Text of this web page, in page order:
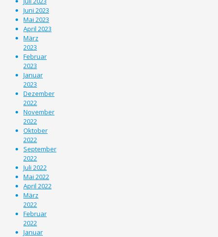
Juni 2023
Mai 2023
April 2023
März
2023
Februar
2023
Januar
2023
Dezember
2022
November
2022
Oktober
2022
September
2022
Juli 2022
Mai 2022
April 2022
März
2022
Februar
2022
Januar